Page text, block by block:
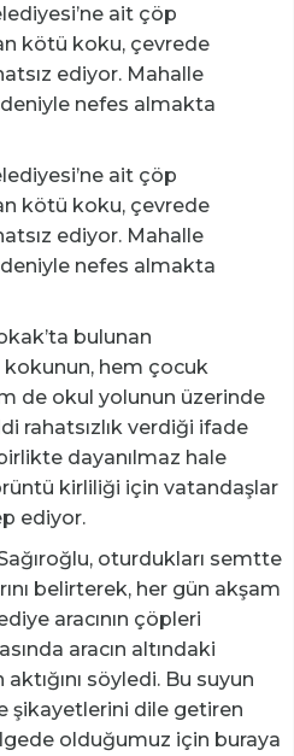
ait çöp
kötü koku, çevrede
ediyor. Mahalle
nefes almakta
ait çöp
kötü koku, çevrede
ediyor. Mahalle
nefes almakta
bulunan
kokunun, hem çocuk
de okul yolunun üzerinde
rahatsızlık verdiği ifade
dayanılmaz hale
kirliliği için vatandaşlar
ediyor.
oturdukları semtte
belirterek, her gün akşam
aracının çöpleri
aracın altındaki
söyledi. Bu suyun
şikayetlerini dile getiren
olduğumuz için buraya